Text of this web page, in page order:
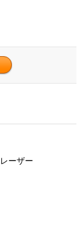
ーザー